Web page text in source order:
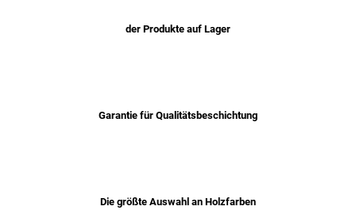
der Produkte auf Lager
Garantie für Qualitätsbeschichtung
Die größte Auswahl an Holzfarben